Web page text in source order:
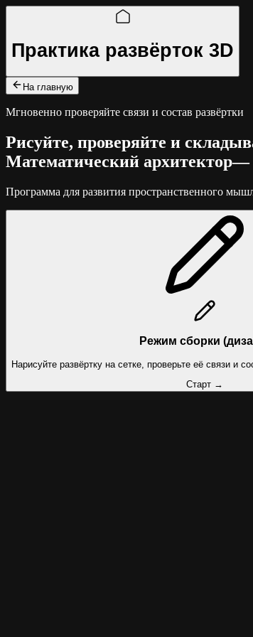
Практика развёрток 3D
На главную
Мгновенно проверяйте связи и состав развёртки
Рисуйте, проверяйте и
Математический архитектор—
Программа для развития пространственного
Режим сборки
Нарисуйте развёртку на сетке, проверьте её связи и
Старт →